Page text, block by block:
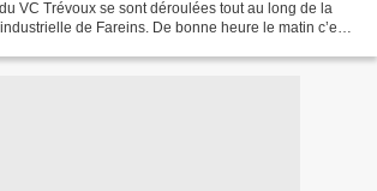
VC Trévoux se sont déroulées tout au long de la
de Fareins. De bonne heure le matin c’est